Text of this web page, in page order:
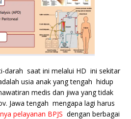
darah saat ini melalui HD ini sekitar
usia anak yang tengah hidup
medis dan jiwa yang tidak
Jawa tengah mengapa lagi harus
pelayanan BPJS dengan berbagai